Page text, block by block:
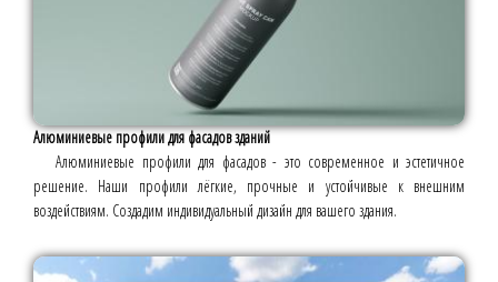
Алюминиевые профили для фасадов зданий
Алюминиевые профили для фасадов - это современное и эстетичное
решение. Наши профили лёгкие, прочные и устойчивые к внешним
воздействиям. Создадим индивидуальный дизайн для вашего здания.